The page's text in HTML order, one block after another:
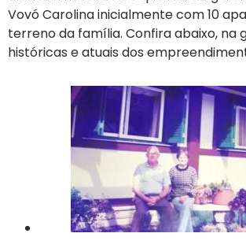
Vovó Carolina inicialmente com 10
terreno da família. Confira abaixo, na
históricas e atuais dos